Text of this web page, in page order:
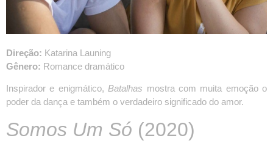
Direção: Katarina Launing
Gênero: Romance dramático
Inspirador e enigmático,Batalhas mostra com muita emoção o
poder da dança e também o verdadeiro significado do amor.
Somos Um Só (2020)